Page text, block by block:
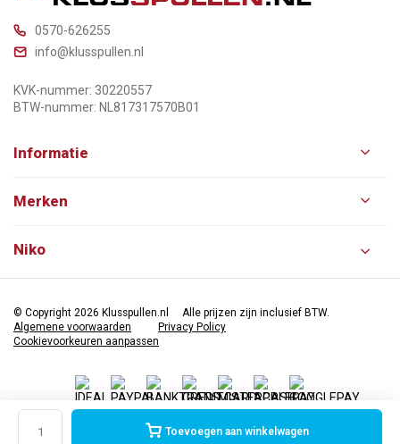
Toevoegen aan winkelwagen
0570-626255
info@klusspullen.nl
KVK-nummer: 30220557
BTW-nummer: NL817317570B01
Informatie
Merken
Niko
© Copyright 2026 Klusspullen.nl
Alle prijzen zijn inclusief BTW.
Algemene voorwaarden
Privacy Policy
Cookievoorkeuren aanpassen